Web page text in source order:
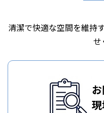
清潔で快適な空間を維持
せ